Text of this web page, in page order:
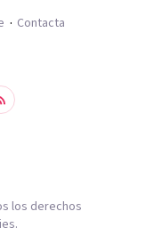
Contacta
los derechos
.